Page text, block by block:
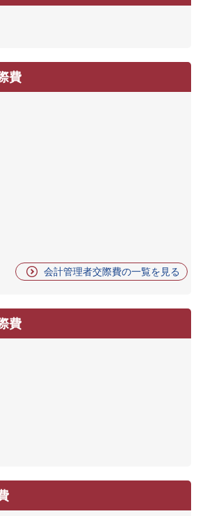
費
会計管理者交際費の一覧を見る
費